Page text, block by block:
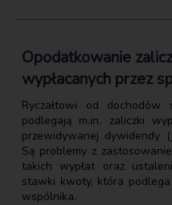
Opodatkowanie
wypłacanych przez
Ryczałtowi od dochodów
podlegają m.in. zaliczki
przewidywanej dywidendy
Są problemy z
takich wypłat oraz
stawki kwoty, która podlega
wspólnika.